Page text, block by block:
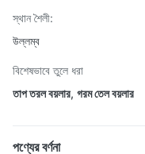
স্থান শৈলী:
উল্লম্ব
বিশেষভাবে তুলে ধরা
তাপ তরল বয়লার, গরম তেল বয়লার
পণ্যের বর্ণনা